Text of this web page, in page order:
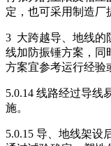
定，也可采用制造厂
3 大跨越导、地线的
线加防振锤方案，同
方案宜参考运行经验
5.0.14 线路经过导线
施。
5.0.15 导、地线架设